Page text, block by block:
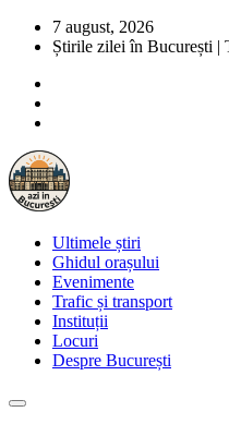
7 august, 2026
Știrile zilei în București |
Ultimele știri
Ghidul orașului
Evenimente
Trafic și transport
Instituții
Locuri
Despre București